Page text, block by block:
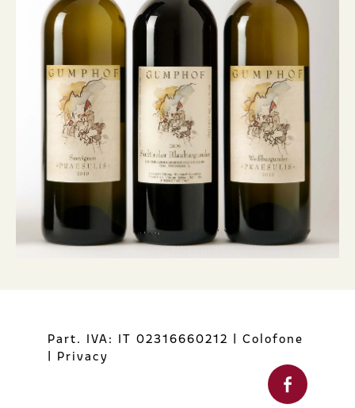
Part. IVA: IT 02316660212 | Colofone
| Privacy